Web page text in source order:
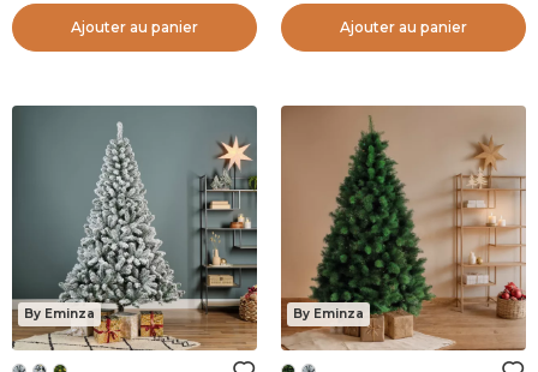
Ajouter au panier Ajouter au panier
By Eminza By Eminza